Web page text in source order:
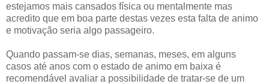
estejamos mais cansados física ou mentalmente mas
acredito que em boa parte destas vezes esta falta de animo
e motivação seria algo passageiro.
Quando passam-se dias, semanas, meses, em alguns
casos até anos com o estado de animo em baixa é
recomendável avaliar a possibilidade de tratar-se de um